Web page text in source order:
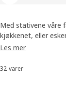
Med stativene våre
kjøkkenet, eller
trenger for å utnytte
Les mer
Sorter og
32 varer